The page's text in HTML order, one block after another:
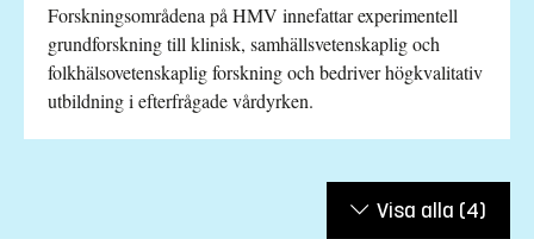
Forskningsområdena på HMV innefattar experimentell
grundforskning till klinisk, samhällsvetenskaplig och
folkhälsovetenskaplig forskning och bedriver högkvalitativ
utbildning i efterfrågade vårdyrken.
Visa alla (4)